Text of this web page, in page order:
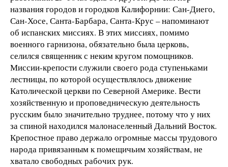
названия городов и городков Калифорнии: Сан-Диего,
Сан-Хосе, Санта-Барбара, Санта-Крус – напоминают
об испанских миссиях. В этих миссиях, помимо
военного гарнизона, обязательно была церковь,
селился священник с неким кругом помощников.
Миссии-крепости служили своего рода ступеньками
лестницы, по которой осуществлялось движение
Католической церкви по Северной Америке. Вести
хозяйственную и проповедническую деятельность
русским было значительно труднее, потому что у них
за спиной находился малонаселенный Дальний Восток.
Крепостное право держало огромные массы трудового
народа привязанным к помещичьим хозяйствам, не
хватало свободных рабочих рук.